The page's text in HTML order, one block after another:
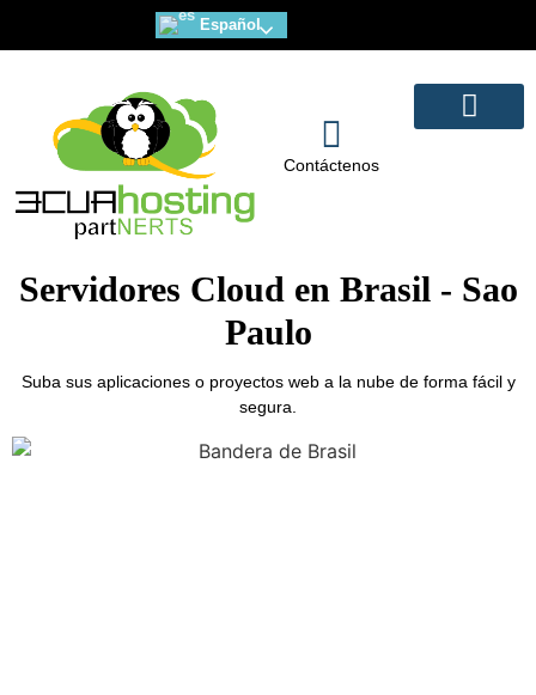
Español
Contáctenos
Servidores Cloud en Brasil - Sao
Paulo
Suba sus aplicaciones o proyectos web a la nube de forma fácil y
segura.